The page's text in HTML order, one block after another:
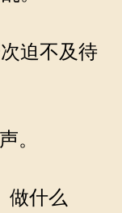
迫不及待
。
做什么